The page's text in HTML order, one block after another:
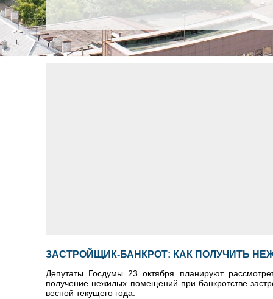
ЗАСТРОЙЩИК-БАНКРОТ: КАК ПОЛУЧИТЬ
Депутаты Госдумы 23 октября планируют
получение нежилых помещений при банкротстве
весной текущего года.